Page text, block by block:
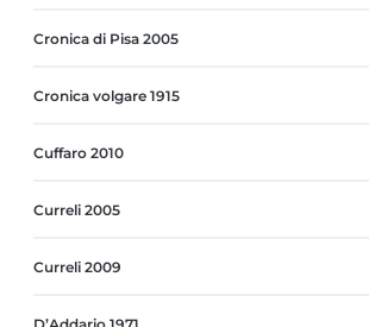
Cronica di Pisa 2005
Cronica volgare 1915
Cuffaro 2010
Curreli 2005
Curreli 2009